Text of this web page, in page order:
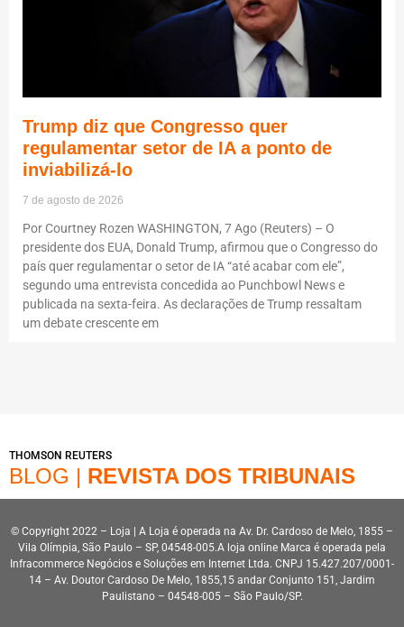
Trump diz que Congresso quer
regulamentar setor de IA a ponto de
inviabilizá-lo
7 de agosto de 2026
Por Courtney Rozen WASHINGTON, 7 Ago (Reuters) – O
presidente dos EUA, Donald Trump, afirmou que o Congresso do
país quer regulamentar o setor de IA “até acabar com ele”,
segundo uma entrevista concedida ao Punchbowl News e
publicada na sexta-feira. As declarações de Trump ressaltam
um debate crescente em
THOMSON REUTERS
BLOG | REVISTA DOS TRIBUNAIS
© Copyright 2022 – Loja | A Loja é operada na Av. Dr. Cardoso de Melo, 1855 –
Vila Olímpia, São Paulo – SP, 04548-005.A loja online Marca é operada pela
Infracommerce Negócios e Soluções em Internet Ltda. CNPJ 15.427.207/0001-
14 – Av. Doutor Cardoso De Melo, 1855,15 andar Conjunto 151, Jardim
Paulistano – 04548-005 – São Paulo/SP.